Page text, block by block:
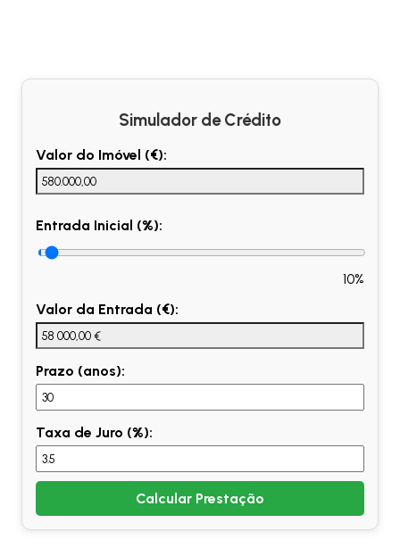
Simulador de Crédito
Valor do Imóvel (€):
Entrada Inicial (%):
10%
Valor da Entrada (€):
Prazo (anos):
Taxa de Juro (%):
Calcular Prestação